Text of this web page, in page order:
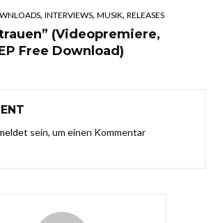
, INTERVIEWS, MUSIK, RELEASES
(Videopremiere,
Free Download)
sein, um einen Kommentar